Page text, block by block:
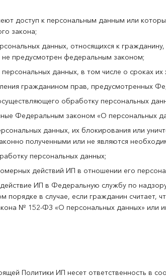
доступ к персональным данным или
закона;
данных, относящихся к
не предусмотрен федеральным законом;
данных, в том числе о сроках их
гражданином прав, предусмотренных
обработку персональных
Федеральным законом «О персональных
данных, их блокирования или
полученными или не являются
персональных данных;
действий ИП в отношении его
ИП в Федеральную службу по
порядке в случае, если гражданин считает,
№ 152-ФЗ «О персональных данных» или
Политики ИП несет ответственность в